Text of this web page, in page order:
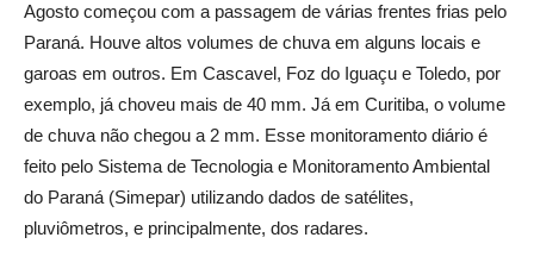
Agosto começou com a passagem de várias frentes frias pelo
Paraná. Houve altos volumes de chuva em alguns locais e
garoas em outros. Em Cascavel, Foz do Iguaçu e Toledo, por
exemplo, já choveu mais de 40 mm. Já em Curitiba, o volume
de chuva não chegou a 2 mm. Esse monitoramento diário é
feito pelo Sistema de Tecnologia e Monitoramento Ambiental
do Paraná (Simepar) utilizando dados de satélites,
pluviômetros, e principalmente, dos radares.